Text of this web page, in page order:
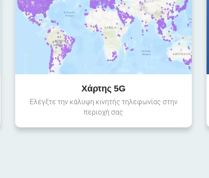
Χάρτης 5G
Ελέγξτε την κάλυψη κινητής τηλεφωνίας στην
περιοχή σας